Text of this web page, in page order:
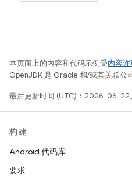
本页面上的内容和代码示例受内容许
OpenJDK 是 Oracle 和/或其关联公
最后更新时间 (UTC)：2026-06-22。
构建
Android 代码库
要求